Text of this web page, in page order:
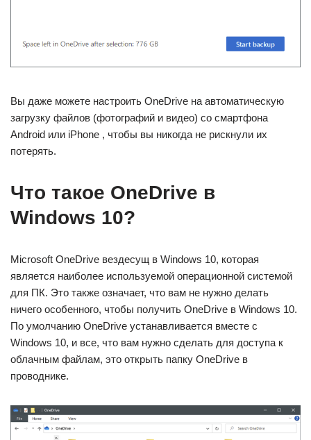
Вы даже можете настроить OneDrive на автоматическую
загрузку файлов (фотографий и видео) со смартфона
Android или iPhone , чтобы вы никогда не рискнули их
потерять.
Что такое OneDrive в
Windows 10?
Microsoft OneDrive вездесущ в Windows 10, которая
является наиболее используемой операционной системой
для ПК. Это также означает, что вам не нужно делать
ничего особенного, чтобы получить OneDrive в Windows 10.
По умолчанию OneDrive устанавливается вместе с
Windows 10, и все, что вам нужно сделать для доступа к
облачным файлам, это открыть папку OneDrive в
проводнике.